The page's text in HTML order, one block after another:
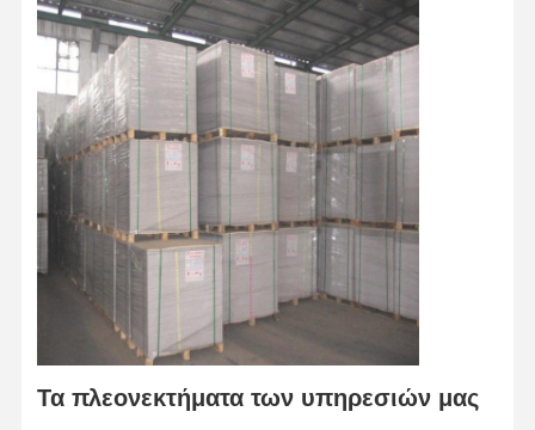
Χαρτί αντιγραφής
κιβώτια εγγράφου
Τεχνική σπείρα
Κρεμάστρα εγγράφου
Πίνακα κέικ
Τα πλεονεκτήματα των υπηρεσιών μας